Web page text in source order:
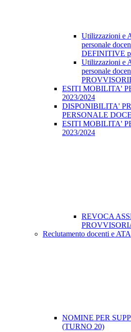
Utilizzazioni e
personale
DEFINITIVE
Utilizzazioni e
personale
ESITI MOBILITA'
2023/2024
DISPONIBILITA'
PERSONALE
ESITI MOBILITA'
2023/2024
REVOCA
Reclutamento docenti e ATA
NOMINE PER
(TURNO 20)